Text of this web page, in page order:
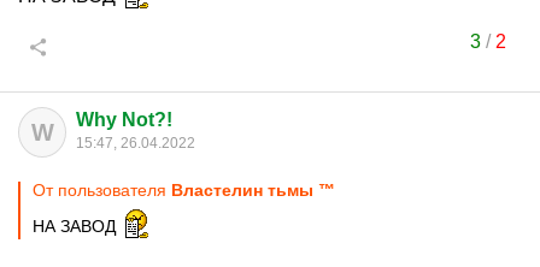
3/ 2
W Why Not?!
15:47, 26.04.2022
От пользователя Властелин тьмы ™
НА ЗАВОД